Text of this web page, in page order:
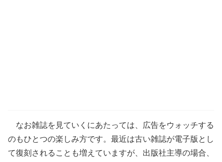
なお雑誌を見ていくにあたっては、広告をウォッチする
のもひとつの楽しみ方です。最近は古い雑誌が電子版とし
て復刻されることも増えていますが、出版社主導の場合、